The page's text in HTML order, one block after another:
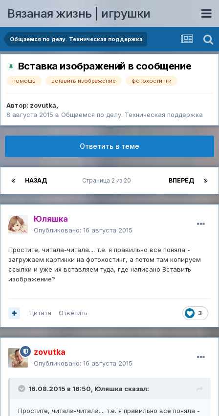
Вязаная жизнь | игрушки
Общаемся по делу. Техническая поддержка
Вставка изображений в сообщение
помощь вставить изображение фотохостинги
Автор: zovutka,
8 августа 2015 в Общаемся по делу. Техническая поддержка
Ответить в теме
НАЗАД ВПЕРЁД
Страница 2 из 20
Юляшка
Опубликовано: 16 августа 2015
Простите, читала-читала.... т.е. я правильно всё поняла -
загружаем картинки на фотохостинг, а потом там копируем
ссылки и уже их вставляем туда, где написано Вставить
изображение?
3
Цитата Ответить
zovutka
Опубликовано: 16 августа 2015
16.08.2015 в 16:50, Юляшка сказал:
Простите, читала-читала.... т.е. я правильно всё поняла -